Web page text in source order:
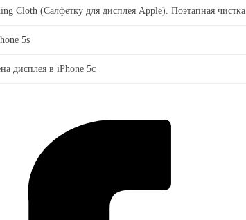
Cloth (Салфетку для дисплея Apple). Поэтапная чистка
5s
дисплея в iPhone 5c